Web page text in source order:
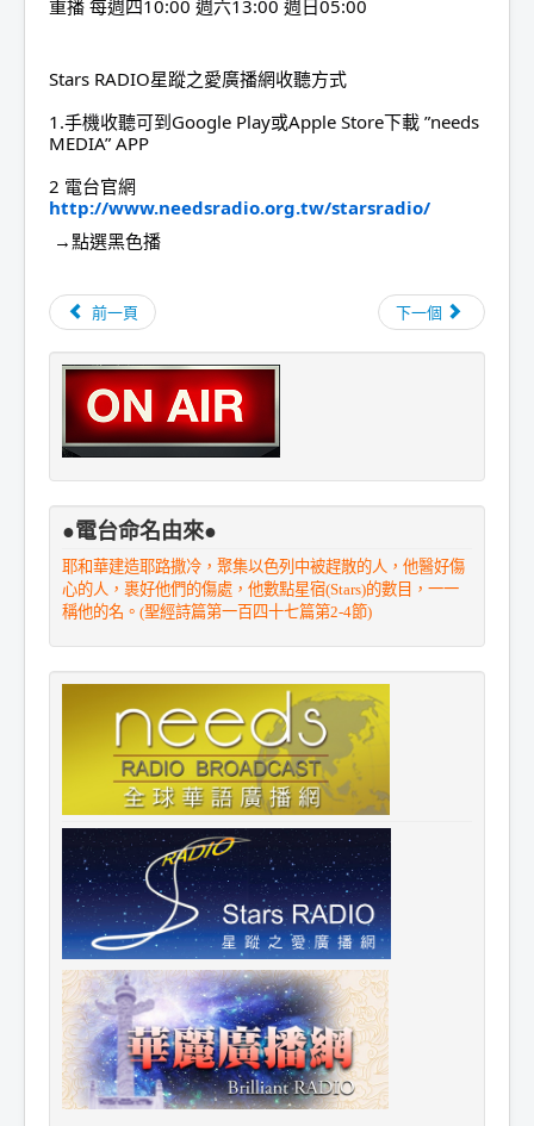
重播 每週四10:00 週六13:00 週日05:00
Stars RADIO星蹤之愛廣播網收聽方式
1.手機收聽可到Google Play或Apple Store下載 ”needs
MEDIA” APP
2 電台官網
http://www.needsradio.org.tw/starsradio/
→點選黑色播
前一頁 下一個
●電台命名由來●
耶和華建造耶路撒冷，聚集以色列中被趕散的人，他醫好傷
心的人，裹好他們的傷處，他數點星宿(Stars)的數目，一一
稱他的名。(聖經詩篇第一百四十七篇第2-4節)